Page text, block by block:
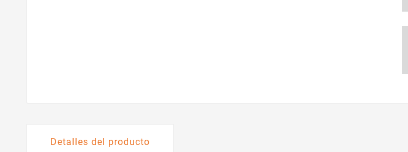
Detalles del producto